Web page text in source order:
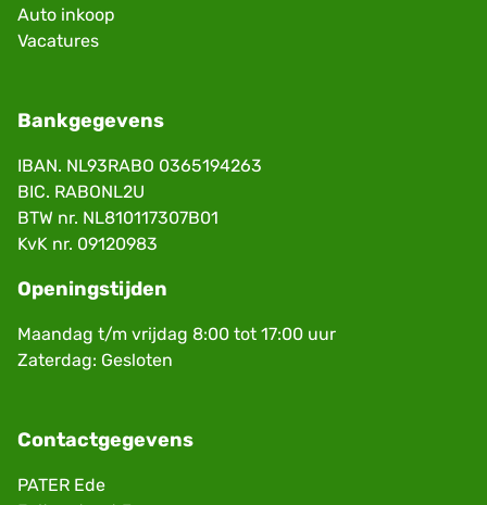
Auto inkoop
Vacatures
Bankgegevens
IBAN. NL93RABO 0365194263
BIC. RABONL2U
BTW nr. NL810117307B01
KvK nr. 09120983
Openingstijden
Maandag t/m vrijdag 8:00 tot 17:00 uur
Zaterdag: Gesloten
Contactgegevens
PATER Ede